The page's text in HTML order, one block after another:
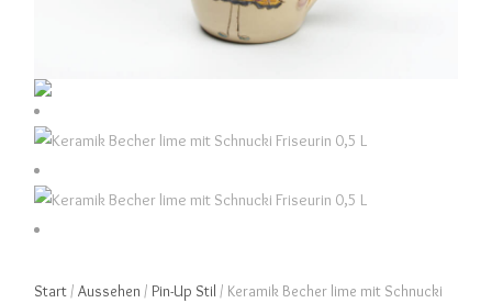
Start/ Aussehen / Pin-Up Stil / Keramik Becher lime mit Schnucki